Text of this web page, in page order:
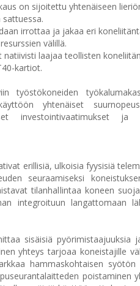
on sijoitettu yhtenäiseen
irrottaa ja jakaa eri
välillä.
laajaa teollisten
kartiot.
työstökoneiden
yhtenäiset
investointivaatimukset
erillisiä, ulkoisia fyysisiä
seuraamiseksi
tilanhallintaa koneen
integroituun langattomaan
sisäisiä pyörimistaajuuksia
yhteys tarjoaa koneistajille
hammaskohtaisen
poistaminen